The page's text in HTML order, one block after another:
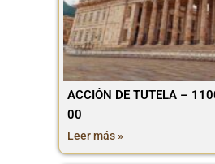
ACCIÓN DE TUTELA –
00
Leer más »